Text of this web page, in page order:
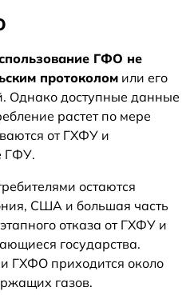
ГФО не
протоколом или его
Однако доступные данные
растет по мере
от ГХФУ и
ГФУ.
остаются
США и большая часть
отказа от ГХФУ и
государства.
ГХФО приходится около
газов.